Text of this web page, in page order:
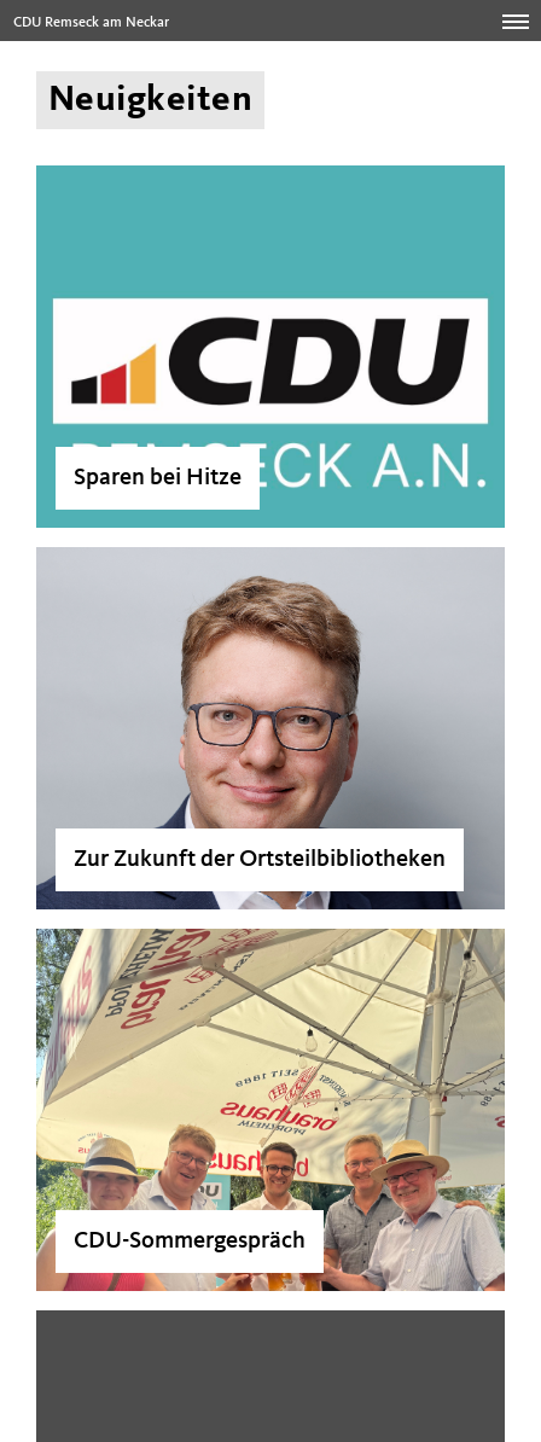
CDU Remseck am Neckar
Neuigkeiten
Sparen bei Hitze
Zur Zukunft der Ortsteilbibliotheken
CDU-Sommergespräch